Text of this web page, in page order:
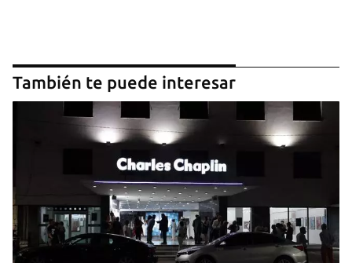
También te puede interesar